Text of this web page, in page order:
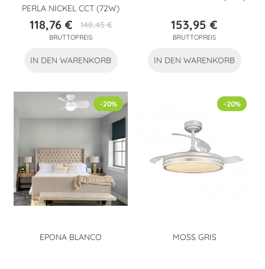
PERLA NICKEL CCT (72W)
Preis
118,76 €Verkaufspreis
148,45 €
BRUTTOPREIS
IN DEN WARENKORB
Preis
153,95 €
BRUTTOPREIS
IN DEN WARENKORB
EPONA BLANCO
-20%
MOSS GRIS
-20%